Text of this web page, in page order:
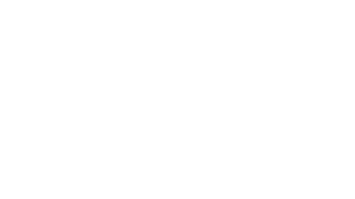
грн по всій Україні
компанії Golden Tile.
суботу, неділю та святкові дні